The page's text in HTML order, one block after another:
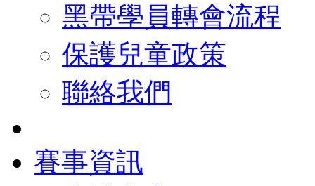
黑帶學員轉會流程
保護兒童政策
聯絡我們
賽事資訊